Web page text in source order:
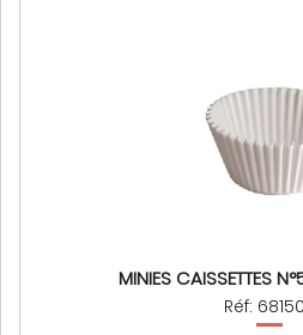
MINIES CAISSETTES
Réf: